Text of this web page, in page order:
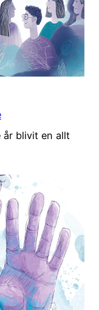
år blivit en allt